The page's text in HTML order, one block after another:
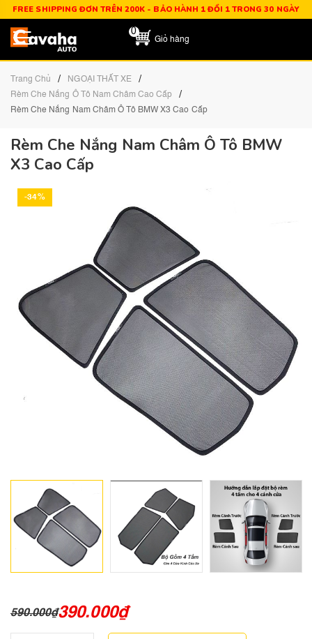
FREE SHIPPING ĐƠN TRÊN 200K - BẢO HÀNH 1 ĐỔI 1 TRONG 30 NGÀY
0
Giỏ hàng
Trang Chủ / NGOẠI THẤT XE /
Rèm Che Nắng Ô Tô Nam Châm Cao Cấp /
Rèm Che Nắng Nam Châm Ô Tô BMW X3 Cao Cấp
Rèm Che Nắng Nam Châm Ô Tô BMW
X3 Cao Cấp
-34%
590.000₫390.000₫